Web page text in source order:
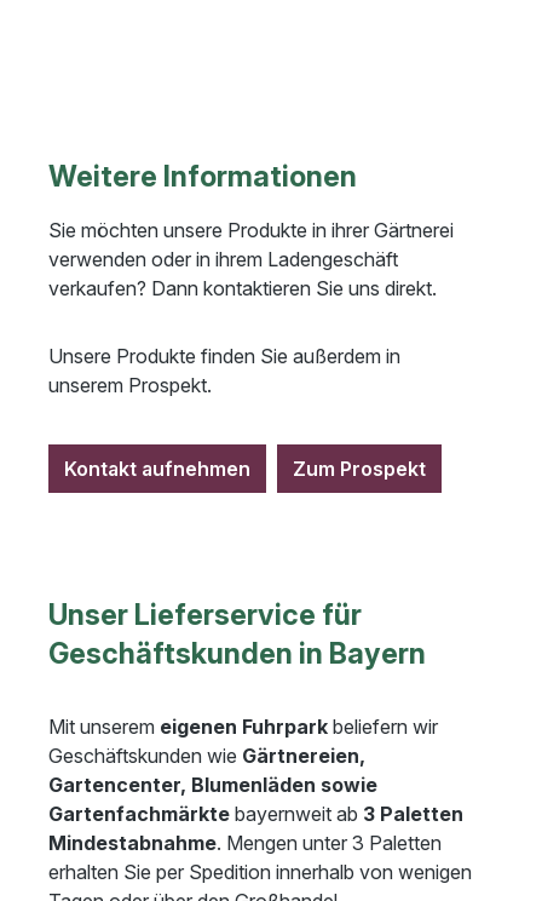
Weitere Informationen
Sie möchten unsere Produkte in ihrer Gärtnerei
verwenden oder in ihrem Ladengeschäft
verkaufen? Dann kontaktieren Sie uns direkt.
Unsere Produkte finden Sie außerdem in
unserem Prospekt.
Kontakt aufnehmen Zum Prospekt
Unser Lieferservice für
Geschäftskunden in Bayern
Mit unserem eigenen Fuhrpark beliefern wir
Geschäftskunden wie Gärtnereien,
Gartencenter, Blumenläden sowie
Gartenfachmärkte bayernweit ab 3 Paletten
Mindestabnahme. Mengen unter 3 Paletten
erhalten Sie per Spedition innerhalb von wenigen